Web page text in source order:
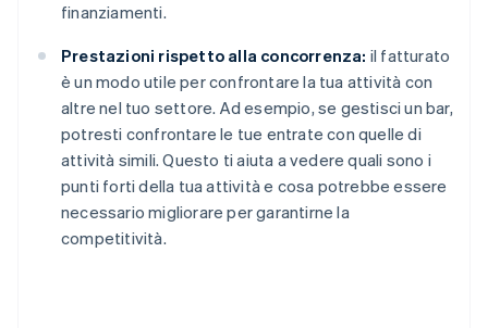
finanziamenti.
Prestazioni rispetto alla concorrenza: il fatturato
è un modo utile per confrontare la tua attività con
altre nel tuo settore. Ad esempio, se gestisci un bar,
potresti confrontare le tue entrate con quelle di
attività simili. Questo ti aiuta a vedere quali sono i
punti forti della tua attività e cosa potrebbe essere
necessario migliorare per garantirne la
competitività.